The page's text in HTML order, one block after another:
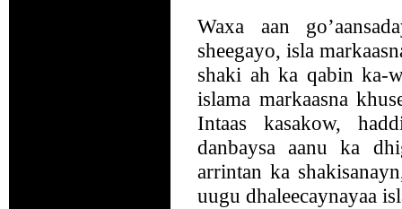
Waxa aan
sheegayo, isla
shaki ah ka qabin ka-
islama markaasna
Intaas kasakow,
danbaysa aanu ka
arrintan ka
uugu dhaleecaynayaa